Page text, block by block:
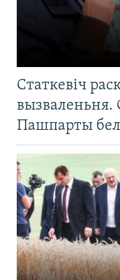
Статкевіч
вызваленьня.
Пашпарты